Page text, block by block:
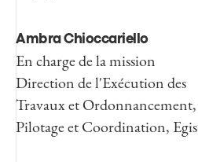
Ambra Chioccariello
En charge de la mission
Direction de l'Exécution des
Travaux et Ordonnancement,
Pilotage et Coordination, Egis